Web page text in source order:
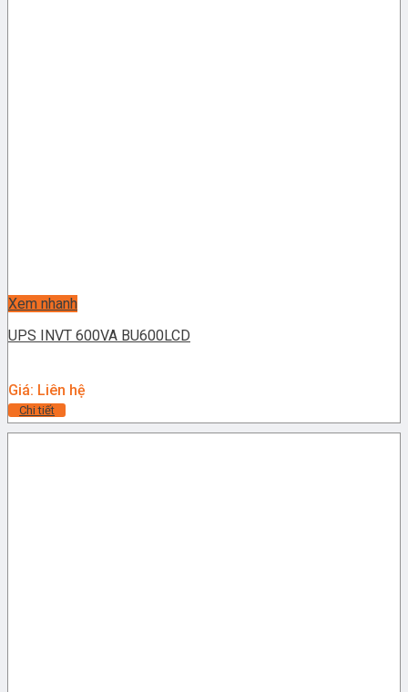
Xem nhanh
UPS INVT 600VA BU600LCD
Giá: Liên hệ
Chi tiết